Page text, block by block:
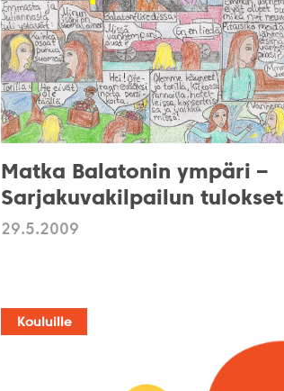
Matka Balatonin ympäri –
Sarjakuvakilpailun tulokset
29.5.2009
Kouluille